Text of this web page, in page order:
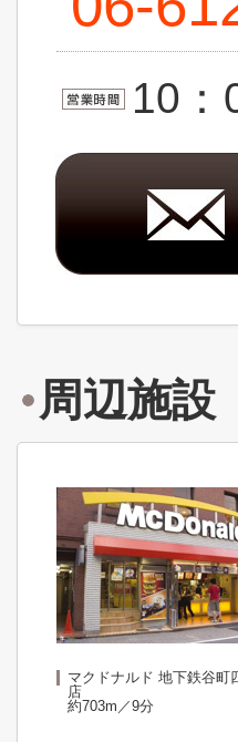
10
周辺施設
マクドナルド 地下鉄谷町
店
約703m／9分